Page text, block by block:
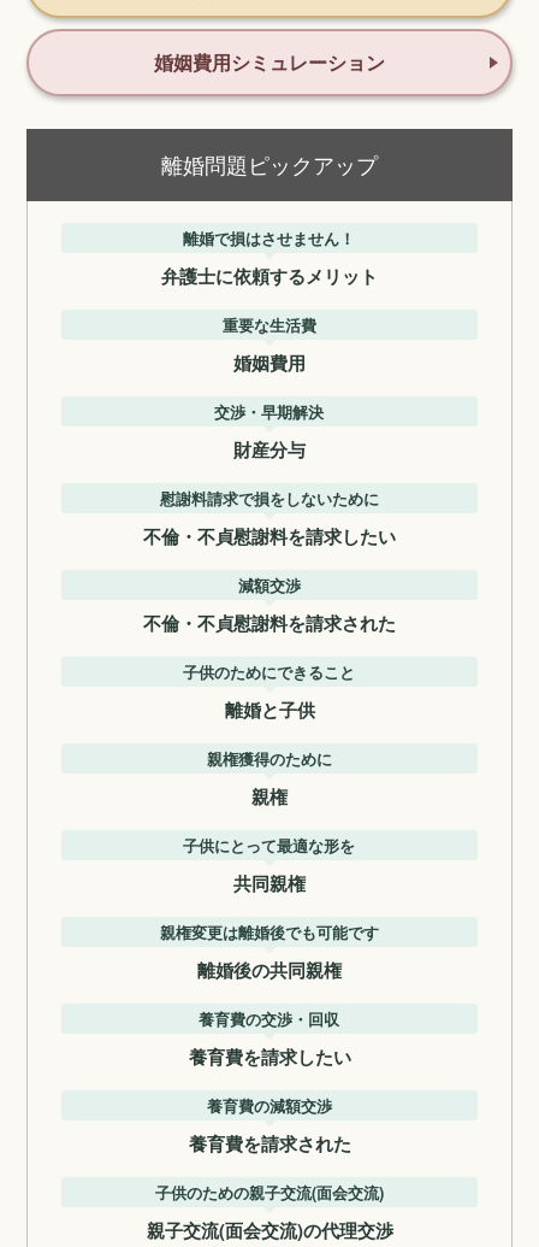
婚姻費用シミュレーション
離婚問題ピックアップ
離婚で損はさせません！
弁護士に依頼するメリット
重要な生活費
婚姻費用
交渉・早期解決
財産分与
慰謝料請求で損をしないために
不倫・不貞慰謝料を請求したい
減額交渉
不倫・不貞慰謝料を請求された
子供のためにできること
離婚と子供
親権獲得のために
親権
子供にとって最適な形を
共同親権
親権変更は離婚後でも可能です
離婚後の共同親権
養育費の交渉・回収
養育費を請求したい
養育費の減額交渉
養育費を請求された
子供のための親子交流(面会交流)
親子交流(面会交流)の代理交渉